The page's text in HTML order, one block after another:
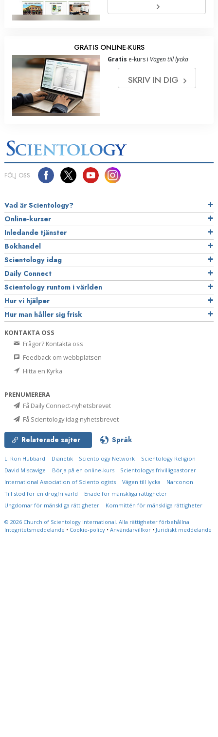
GRATIS ONLINE-KURS
Gratis e-kurs i Vägen till lycka
SKRIV IN DIG
FÖLJ OSS
Vad är Scientology?
Online-kurser
Inledande tjänster
Bokhandel
Scientology idag
Daily Connect
Scientology runtom i världen
Hur vi hjälper
Hur man håller sig frisk
KONTAKTA OSS
Frågor? Kontakta oss
Feedback om webbplatsen
Hitta en Kyrka
PRENUMERERA
Få Daily Connect-nyhetsbrevet
Få Scientology idag-nyhetsbrevet
Relaterade sajter Språk
L. Ron Hubbard Dianetik Scientology Network
Scientology Religion
David Miscavige
Börja på en online-kurs
Scientologys frivilligpastorer
International Association of Scientologists
Vägen till lycka
Narconon
Till stöd för en drogfri värld
Enade för mänskliga rättigheter
Ungdomar för mänskliga rättigheter
Kommittén för mänskliga rättigheter
© 2026 Church of Scientology International. Alla rättigheter förbehållna.
Integritetsmeddelande • Cookie-policy • Användarvillkor • Juridiskt meddelande